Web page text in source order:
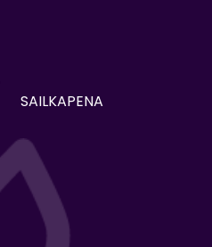
SAILKAPENA